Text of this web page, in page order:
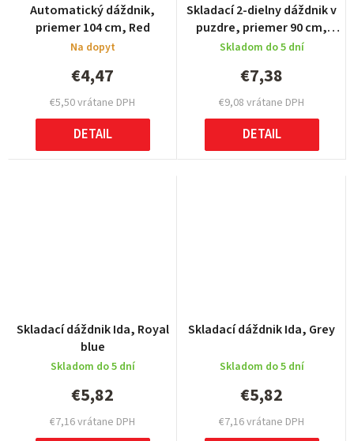
Automatický dáždnik,
priemer 104 cm, Red
Na dopyt
€5,50 vrátane DPH
€4,47
DETAIL
Skladací 2-dielny dáždnik v
puzdre, priemer 90 cm,
Royal blue
Skladom do 5 dní
€9,08 vrátane DPH
€7,38
DETAIL
Skladací dáždnik Ida, Royal
blue
Skladom do 5 dní
€7,16 vrátane DPH
€5,82
Skladací dáždnik Ida, Grey
Skladom do 5 dní
€7,16 vrátane DPH
€5,82